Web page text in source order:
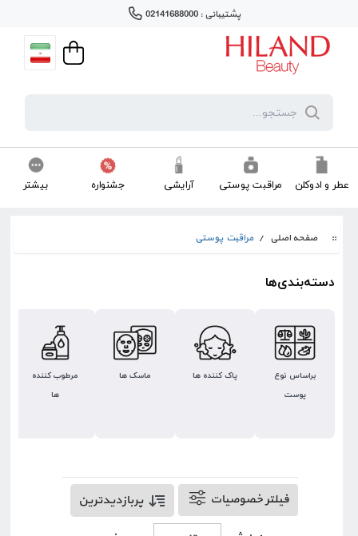
پشتیبانی : 02141688000
عطر و ادوکلن مراقبت پوستی آرایشی جشنواره بیشتر
صفحه اصلی / مراقبت پوستی
دسته‌بندی‌ها
براساس نوع
پوست
پاک کننده ها ماسک ها
مرطوب کننده
ها
فیلتر خصوصیات پربازدیدترین